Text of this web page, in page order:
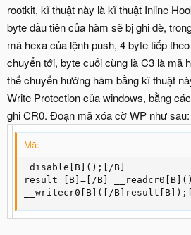
rootkit, kĩ thuật này là kĩ thuật Inline
byte đầu tiên của hàm sẽ bị ghi đè,
mã hexa của lệnh push, 4 byte tiếp
chuyển tới, byte cuối cùng là C3 là mã
thể chuyển hướng hàm bằng kĩ thuật
Write Protection của windows, bằng
ghi CR0. Đoạn mã xóa cờ WP như sau:
Mã:
_disable[B]();[/B]
result [B]=[/B]
__writecr0[B]([/